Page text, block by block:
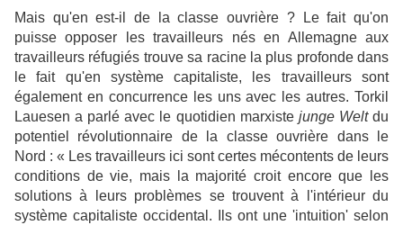
Mais qu'en est-il de la classe ouvrière ? Le fait qu'on
puisse opposer les travailleurs nés en Allemagne aux
travailleurs réfugiés trouve sa racine la plus profonde dans
le fait qu'en système capitaliste, les travailleurs sont
également en concurrence les uns avec les autres. Torkil
Lauesen a parlé avec le quotidien marxiste junge Weltdu
potentiel révolutionnaire de la classe ouvrière dans le
Nord : « Les travailleurs ici sont certes mécontents de leurs
conditions de vie, mais la majorité croit encore que les
solutions à leurs problèmes se trouvent à l'intérieur du
système capitaliste occidental. Ils ont une 'intuition' selon